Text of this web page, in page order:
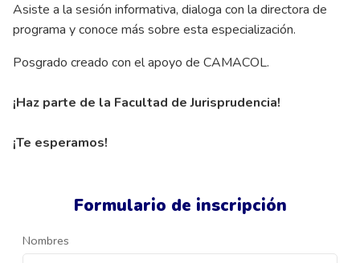
Formulario de inscripción
Nombres
Asiste a la sesión informativa, dialoga con la directora de
programa y conoce más sobre esta especialización.
Posgrado creado con el apoyo de CAMACOL.
¡Haz parte de la Facultad de Jurisprudencia!
¡Te esperamos!